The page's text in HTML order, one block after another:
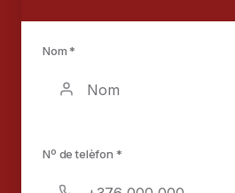
Nom *
Nº de telèfon *